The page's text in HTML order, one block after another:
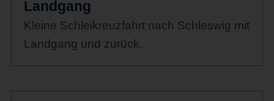
Landgang
Kleine Schleikreuzfahrt nach Schleswig mit
Landgang und zurück.